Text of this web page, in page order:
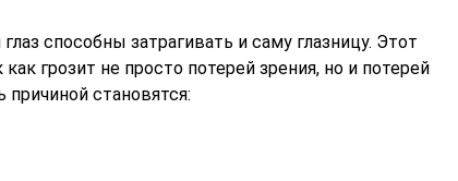
способны затрагивать и саму глазницу. Этот
грозит не просто потерей зрения, но и потерей
причиной становятся: